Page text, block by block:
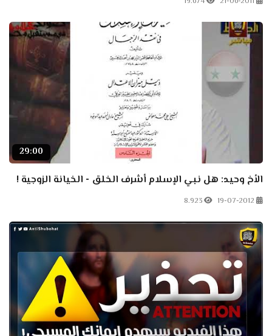
29:00
الأخ وحيد: هل نبي الإسلام أشرف الخلق - الخيانة الزوجية !
19-07-2012
8.923